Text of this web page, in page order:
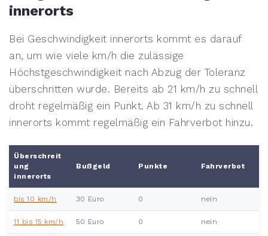
innerorts
Bei Geschwindigkeit innerorts kommt es darauf
an, um wie viele km/h die zulässige
Höchstgeschwindigkeit nach Abzug der Toleranz
überschritten wurde. Bereits ab 21 km/h zu schnell
droht regelmäßig ein Punkt. Ab 31 km/h zu schnell
innerorts kommt regelmäßig ein Fahrverbot hinzu.
Überschreit
ung
innerorts
Bußgeld Punkte Fahrverbot
bis 10 km/h 30 Euro 0 nein
11 bis 15 km/h 50 Euro 0 nein